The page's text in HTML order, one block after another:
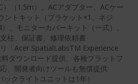
）（1.5m）、ACアダプター、ACケー
ントキット（ブラケット×1、ネジ
、モニターカバーキット（一式）、
柱、保証書、修理依頼書
「Acer SpatialLabsTM Experience
ダウンロード提供、各種プラット​フ
、開発者向けツールも無償提供
ックライトユニットは1年）